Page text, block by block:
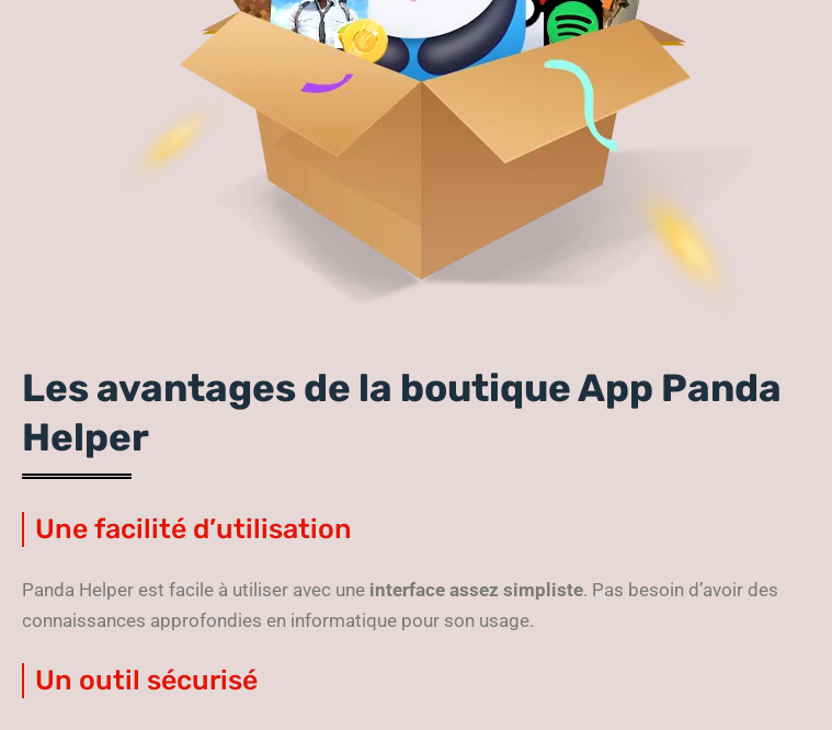
Les avantages de la boutique App Panda
Helper
Une facilité d’utilisation
Panda Helper est facile à utiliser avec une interface assez simpliste. Pas besoin d’avoir des
connaissances approfondies en informatique pour son usage.
Un outil sécurisé